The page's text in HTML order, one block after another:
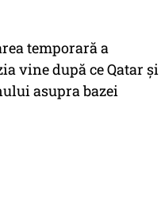
temporară a
vine după ce Qatar și
asupra bazei